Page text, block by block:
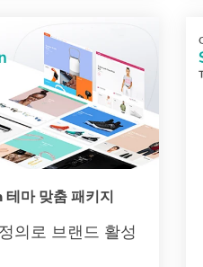
마 맞춤 패키지
의로 브랜드 활성